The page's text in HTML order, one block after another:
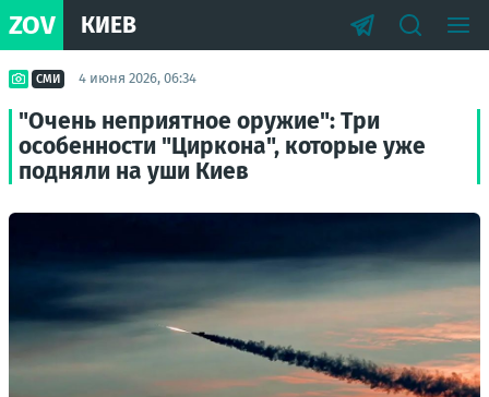
ZOV КИЕВ
СМИ 4 июня 2026, 06:34
"Очень неприятное оружие": Три
особенности "Циркона", которые уже
подняли на уши Киев